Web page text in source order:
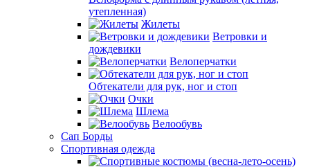
утепленная)
Жилеты
Ветровки и
дождевики
Велоперчатки
Обтекатели для рук, ног и стоп
Очки
Шлема
Велообувь
Сап Борды
Спортивная одежда